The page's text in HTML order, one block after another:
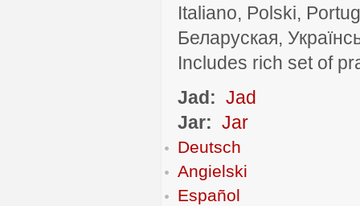
Italiano, Polski,
Беларуская,
Includes rich set of
Jad: Jad
Jar: Jar
Deutsch
Angielski
Español